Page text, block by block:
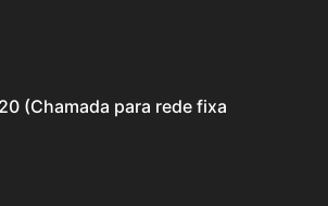
(Chamada para rede fixa